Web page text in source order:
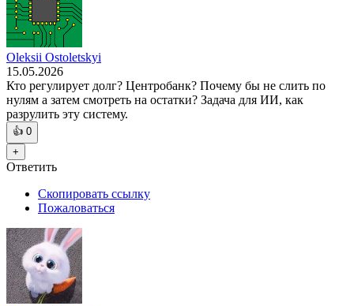
Oleksii Ostoletskyi
15.05.2026
Кто регулирует долг? Центробанк? Почему бы не слить по
нулям а затем смотреть на остатки? Задача для ИИ, как
разрулить эту систему.
👍 0
+
Ответить
Скопировать ссылку
Пожаловаться